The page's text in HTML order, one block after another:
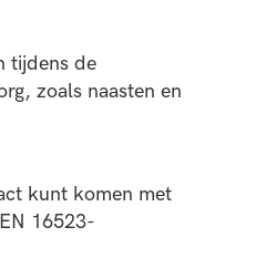
tijdens de
zoals naasten en
kunt komen met
16523-